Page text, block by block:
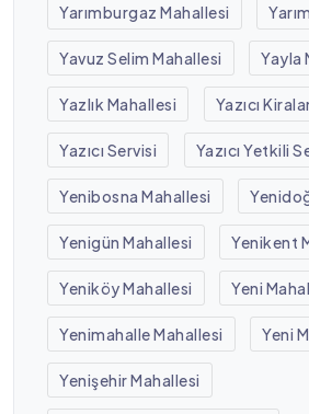
Yarımburgaz Mahallesi
Yavuz Selim Mahallesi Yayla
Yazlık Mahallesi Yazıcı
Yazıcı Servisi Yazıcı Yetkili
Yenibosna Mahallesi
Yenigün Mahallesi Yenikent
Yeniköy Mahallesi Yeni
Yenimahalle Mahallesi Yeni
Yenişehir Mahallesi